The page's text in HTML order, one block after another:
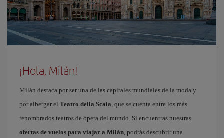
¡Hola, Milán!
Milán destaca por ser una de las capitales mundiales de la moda y
por albergar el Teatro della Scala, que se cuenta entre los más
renombrados teatros de ópera del mundo. Si encuentras nuestras
ofertas de vuelos para viajar a Milán, podrás descubrir una